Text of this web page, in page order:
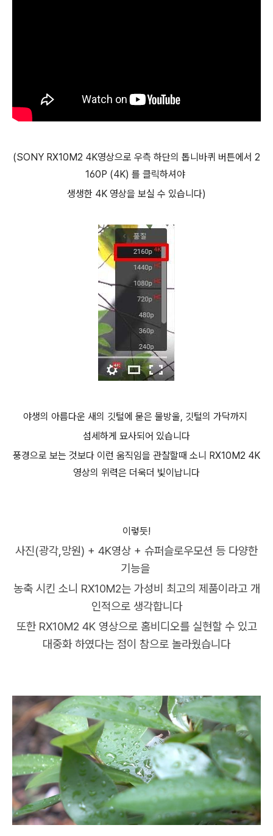
(SONY RX10M2 4K영상으로 우측 하단의 톱니바퀴 버튼에서 2
160P (4K) 를 클릭하셔야
생생한 4K 영상을 보실 수 있습니다)
야생의 아름다운 새의 깃털에 묻은 물방울, 깃털의 가닥까지
섬세하게 묘사되어 있습니다
풍경으로 보는 것보다 이런 움직임을 관찰할때 소니 RX10M2 4K
영상의 위력은 더욱더 빛이납니다
이렇듯!
사진(광각,망원) + 4K영상 + 슈퍼슬로우모션 등 다양한
기능을
농축 시킨 소니 RX10M2는 가성비 최고의 제품이라고 개
인적으로 생각합니다
또한 RX10M2 4K 영상으로 홈비디오를 실현할 수 있고
대중화 하였다는 점이 참으로 놀라웠습니다